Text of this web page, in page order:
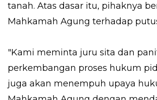
tanah. Atas dasar itu, pihaknya
Mahkamah Agung terhadap
"Kami meminta juru sita dan
perkembangan proses hukum
juga akan menempuh upaya